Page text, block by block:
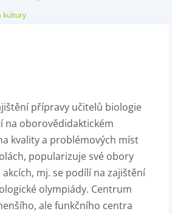
kultury
přípravy učitelů biologie
na oborovědidaktickém
kvality a problémových míst
popularizuje své obory
mj. se podílí na zajištění
olympiády. Centrum
ale funkčního centra